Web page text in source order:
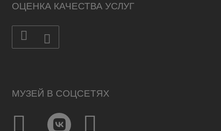
МУЗЕЙ В СОЦСЕТЯХ
ОЦЕНКА КАЧЕСТВА УСЛУГ